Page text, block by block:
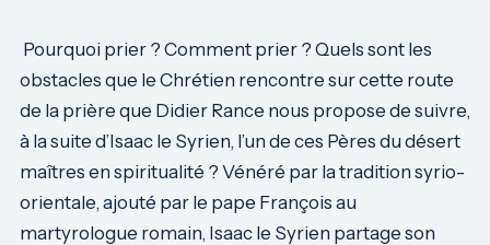
Pourquoi prier ? Comment prier ? Quels sont les
obstacles que le Chrétien rencontre sur cette route
de la prière que Didier Rance nous propose de suivre,
à la suite d’Isaac le Syrien, l’un de ces Pères du désert
maîtres en spiritualité ? Vénéré par la tradition syrio-
orientale, ajouté par le pape François au
martyrologue romain, Isaac le Syrien partage son